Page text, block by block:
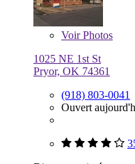
VoirPhotos
1025 NE 1st St
Pryor, OK 74361
(918) 803-0041
Ouvert